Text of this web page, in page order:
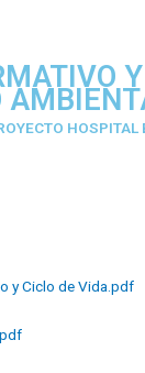
HOSPITAL
y Ciclo de Vida.pdf